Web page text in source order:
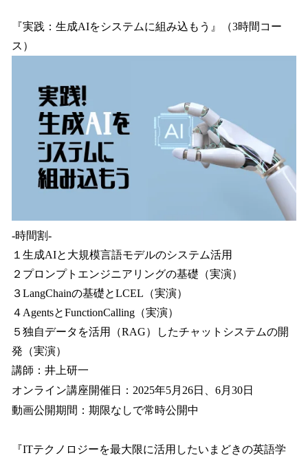
『実践：生成AIをシステムに組み込もう』（3時間コー
ス）
-時間割-
１生成AIと大規模言語モデルのシステム活用
２プロンプトエンジニアリングの基礎（実演）
３LangChainの基礎とLCEL（実演）
４AgentsとFunctionCalling（実演）
５独自データを活用（RAG）したチャットシステムの開
発（実演）
講師：井上研一
オンライン講座開催日：2025年5月26日、6月30日
動画公開期間：期限なしで常時公開中
『ITテクノロジーを最大限に活用したいまどきの英語学